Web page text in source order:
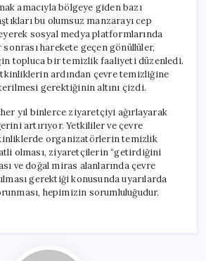
amacıyla bölgeye giden bazı
bu olumsuz manzarayı cep
sosyal medya platformlarında
sonrası harekete geçen gönüllüler,
topluca bir temizlik faaliyeti düzenledi.
ardından çevre temizliğine
gerektiğinin altını çizdi.
yıl binlerce ziyaretçiyi ağırlayarak
artırıyor. Yetkililer ve çevre
organizatörlerin temizlik
olması, ziyaretçilerin “getirdiğini
ve doğal miras alanlarında çevre
gerektiği konusunda uyarılarda
hepimizin sorumluluğudur.